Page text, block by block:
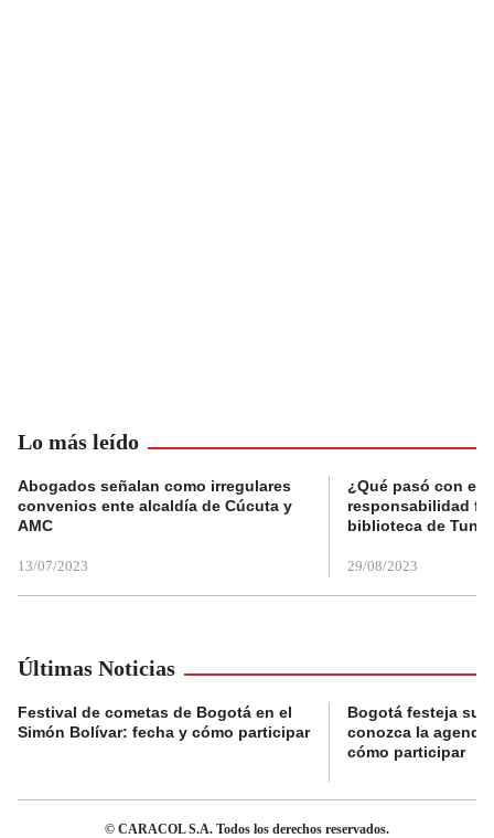
Lo más leído
Abogados señalan como irregulares
convenios ente alcaldía de Cúcuta y
AMC
13/07/2023
¿Qué pasó con el
responsabilidad
biblioteca de
29/08/2023
Últimas Noticias
Festival de cometas de Bogotá en el
Simón Bolívar: fecha y cómo participar
Bogotá festeja su
conozca la
cómo participar
© CARACOL S.A. Todos los derechos reservados.